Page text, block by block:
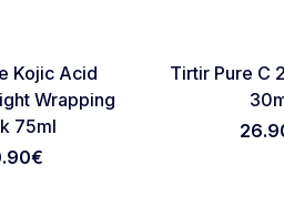
Kojic Acid
Wrapping
75ml
€
Tirtir Pure C